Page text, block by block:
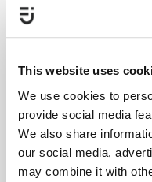
This website uses
We use cookies to
provide social media
We also share
our social media,
may combine it with
Regionkoordinatorerna
och i regionala
Bergslagen